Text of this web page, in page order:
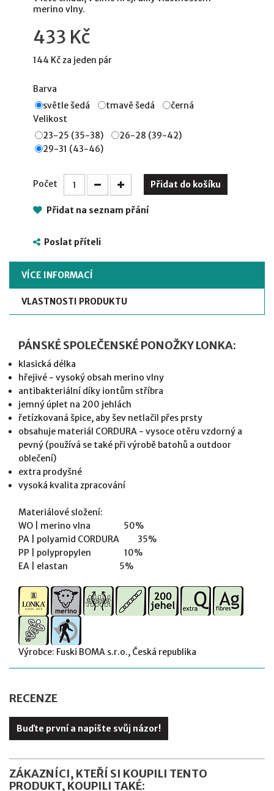
merino vlny.
433 Kč
144 Kčza jeden pár
Barva
světle šedá
tmavě šedá
černá
Velikost
23-25 (35-38)
26-28 (39-42)
29-31 (43-46)
Počet Přidat do košíku
Přidat na seznam přání
Poslat příteli
VÍCE INFORMACÍ
VLASTNOSTI PRODUKTU
PÁNSKÉ SPOLEČENSKÉ PONOŽKY LONKA:
klasická délka
hřejivé - vysoký obsah merino vlny
antibakteriální díky iontům stříbra
jemný úplet na 200 jehlách
řetízkovaná špice, aby šev netlačil přes prsty
obsahuje materiál CORDURA - vysoce otěru vzdorný a
pevný (používá se také při výrobě batohů a outdoor
oblečení)
extra prodyšné
vysoká kvalita zpracování
Materiálové složení:
WO | merino vlna 50%
PA | polyamid CORDURA 35%
PP | polypropylen 10%
EA | elastan 5%
Výrobce: Fuski BOMA s.r.o., Česká republika
RECENZE
Buďte první a napište svůj názor!
ZÁKAZNÍCI, KTEŘÍ SI KOUPILI TENTO
PRODUKT, KOUPILI TAKÉ: